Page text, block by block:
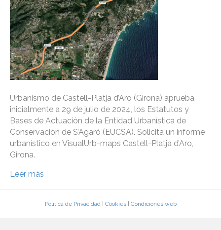
Urbanismo de Castell-Platja d’Aro (Girona) aprueba
inicialmente a 29 de julio de 2024, los Estatutos y
Bases de Actuación de la Entidad Urbanística de
Conservación de S’Agaró (EUCSA). Solicita un informe
urbanístico en VisualUrb-maps Castell-Platja d’Aro,
Girona.
Leer más
Política de Privacidad| Cookies| Condiciones web